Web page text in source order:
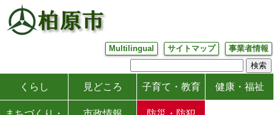
Multilingual サイトマップ 事業者情報
くらし 見どころ 子育て・教育 健康・福祉